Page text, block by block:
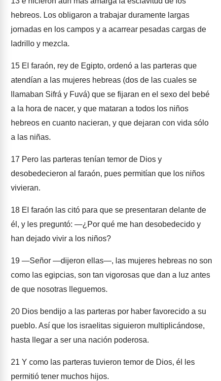
hebreos. Los obligaron a trabajar duramente largas
jornadas en los campos y a acarrear pesadas cargas de
ladrillo y mezcla.
15 El faraón, rey de Egipto, ordenó a las parteras que
atendían a las mujeres hebreas (dos de las cuales se
llamaban Sifrá y Fuvá) que se fijaran en el sexo del bebé
a la hora de nacer, y que mataran a todos los niños
hebreos en cuanto nacieran, y que dejaran con vida sólo
a las niñas.
17 Pero las parteras tenían temor de Dios y
desobedecieron al faraón, pues permitían que los niños
vivieran.
18 El faraón las citó para que se presentaran delante de
él, y les preguntó: ―¿Por qué me han desobedecido y
han dejado vivir a los niños?
19 ―Señor —dijeron ellas—, las mujeres hebreas no son
como las egipcias, son tan vigorosas que dan a luz antes
de que nosotras lleguemos.
20 Dios bendijo a las parteras por haber favorecido a su
pueblo. Así que los israelitas siguieron multiplicándose,
hasta llegar a ser una nación poderosa.
21 Y como las parteras tuvieron temor de Dios, él les
permitió tener muchos hijos.